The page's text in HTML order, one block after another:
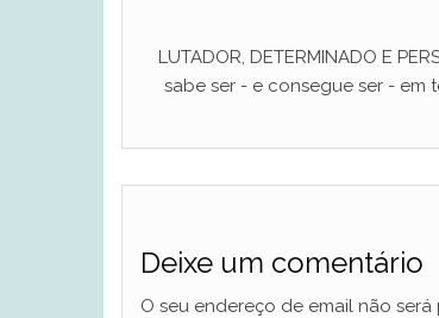
LUTADOR, DETERMINADO E
sabe ser - e consegue ser - em
Deixe um comentário
O seu endereço de email não